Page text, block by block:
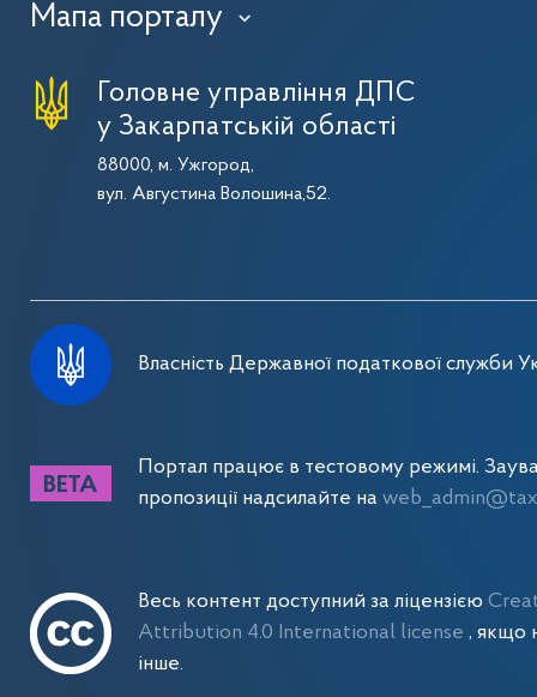
Мапа порталу ›
Головне управління ДПС
у Закарпатській області
88000, м. Ужгород,
вул. Августина Волошина,52.
Власність Державної податкової служби
Портал працює в тестовому режимі.
пропозиції надсилайте на
Весь контент доступний за ліцензією
Attribution 4.0 International license , якщо
інше.